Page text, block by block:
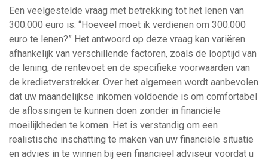
Een veelgestelde vraag met betrekking tot het lenen van
300.000 euro is: “Hoeveel moet ik verdienen om 300.000
euro te lenen?” Het antwoord op deze vraag kan variëren
afhankelijk van verschillende factoren, zoals de looptijd van
de lening, de rentevoet en de specifieke voorwaarden van
de kredietverstrekker. Over het algemeen wordt aanbevolen
dat uw maandelijkse inkomen voldoende is om comfortabel
de aflossingen te kunnen doen zonder in financiële
moeilijkheden te komen. Het is verstandig om een
realistische inschatting te maken van uw financiële situatie
en advies in te winnen bij een financieel adviseur voordat u